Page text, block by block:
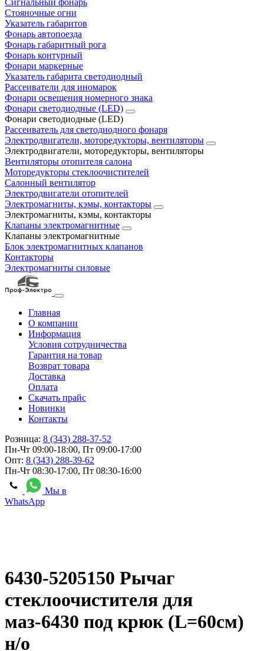
Сигнальный фонарь
Стояночные огни
Указатель габаритов
Фонарь автопоезда
Фонарь габаритный рога
Фонарь контурный
Фонари маркерные
Указатель габарита светодиодный
Рассеиватели для иномарок
Фонари освещения номерного знака
Фонари светодиодные (LED)
Фонари светодиодные (LED)
Рассеиватель для светодиодного фонаря
Электродвигатели, моторедукторы, вентиляторы
Электродвигатели, моторедукторы, вентиляторы
Вентиляторы отопителя салона
Моторедукторы стеклоочистителей
Салонный вентилятор
Электродвигатели отопителей
Электромагниты, кэмы, контакторы
Электромагниты, кэмы, контакторы
Клапаны электромагнитные
Клапаны электромагнитные
Блок электромагнитных клапанов
Контакторы
Электромагниты силовые
Главная
О компании
Информация
Условия сотрудничества
Гарантия на товар
Возврат товара
Доставка
Оплата
Скачать прайс
Новинки
Контакты
Розница: 8 (343) 288-37-52
Пн-Чт 09:00-18:00, Пт 09:00-17:00
Опт: 8 (343) 288-39-62
Пн-Чт 08:30-17:00, Пт 08:30-16:00
Мы в
WhatsApp
6430-5205150 Рычаг
стеклоочистителя для
маз-6430 под крюк (L=60см)
н/о